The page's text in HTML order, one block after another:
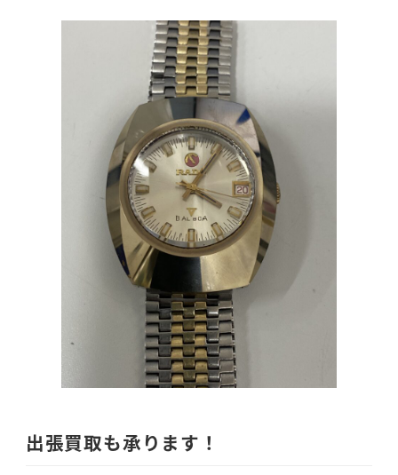
出張買取も承ります！